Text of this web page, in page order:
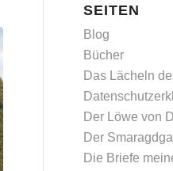
SEITEN
Blog
Bücher
Das Lächeln
Der Löwe von
Der
Die Briefe